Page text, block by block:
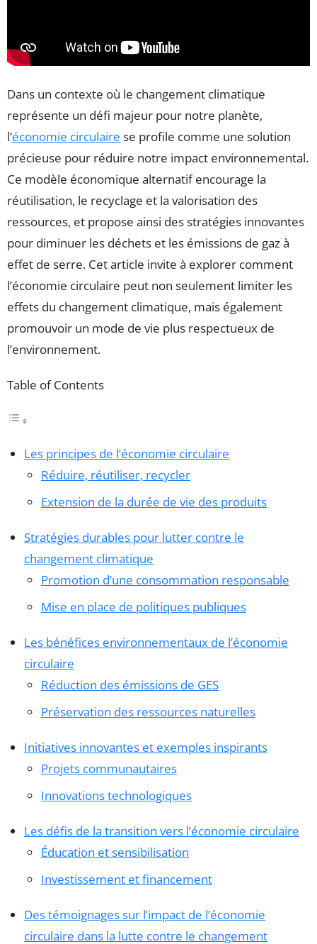
Dans un contexte où le changement climatique
représente un défi majeur pour notre planète,
l’économie circulaire se profile comme une solution
précieuse pour réduire notre impact environnemental.
Ce modèle économique alternatif encourage la
réutilisation, le recyclage et la valorisation des
ressources, et propose ainsi des stratégies innovantes
pour diminuer les déchets et les émissions de gaz à
effet de serre. Cet article invite à explorer comment
l’économie circulaire peut non seulement limiter les
effets du changement climatique, mais également
promouvoir un mode de vie plus respectueux de
l’environnement.
Table of Contents
Les principes de l’économie circulaire
Réduire, réutiliser, recycler
Extension de la durée de vie des produits
Stratégies durables pour lutter contre le
changement climatique
Promotion d’une consommation responsable
Mise en place de politiques publiques
Les bénéfices environnementaux de l’économie
circulaire
Réduction des émissions de GES
Préservation des ressources naturelles
Initiatives innovantes et exemples inspirants
Projets communautaires
Innovations technologiques
Les défis de la transition vers l’économie circulaire
Éducation et sensibilisation
Investissement et financement
Des témoignages sur l’impact de l’économie
circulaire dans la lutte contre le changement